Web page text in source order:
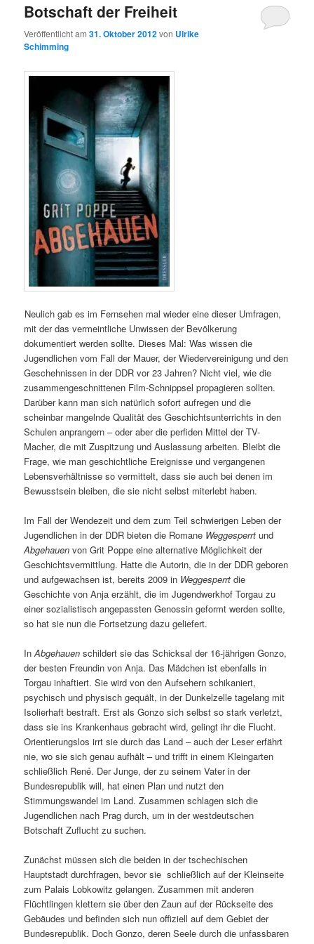
Botschaft der Freiheit
Veröffentlicht am31. Oktober 2012von Ulrike
Schimming
Neulich gab es im Fernsehen mal wieder eine dieser Umfragen,
mit der das vermeintliche Unwissen der Bevölkerung
dokumentiert werden sollte. Dieses Mal: Was wissen die
Jugendlichen vom Fall der Mauer, der Wiedervereinigung und den
Geschehnissen in der DDR vor 23 Jahren? Nicht viel, wie die
zusammengeschnittenen Film-Schnippsel propagieren sollten.
Darüber kann man sich natürlich sofort aufregen und die
scheinbar mangelnde Qualität des Geschichtsunterrichts in den
Schulen anprangern – oder aber die perfiden Mittel der TV-
Macher, die mit Zuspitzung und Auslassung arbeiten. Bleibt die
Frage, wie man geschichtliche Ereignisse und vergangenen
Lebensverhältnisse so vermittelt, dass sie auch bei denen im
Bewusstsein bleiben, die sie nicht selbst miterlebt haben.
Im Fall der Wendezeit und dem zum Teil schwierigen Leben der
Jugendlichen in der DDR bieten die Romane Weggesperrt und
Abgehauen von Grit Poppe eine alternative Möglichkeit der
Geschichtsvermittlung. Hatte die Autorin, die in der DDR geboren
und aufgewachsen ist, bereits 2009 in Weggesperrt die
Geschichte von Anja erzählt, die im Jugendwerkhof Torgau zu
einer sozialistisch angepassten Genossin geformt werden sollte,
so hat sie nun die Fortsetzung dazu geliefert.
InAbgehauen schildert sie das Schicksal der 16-jährigen Gonzo,
der besten Freundin von Anja. Das Mädchen ist ebenfalls in
Torgau inhaftiert. Sie wird von den Aufsehern schikaniert,
psychisch und physisch gequält, in der Dunkelzelle tagelang mit
Isolierhaft bestraft. Erst als Gonzo sich selbst so stark verletzt,
dass sie ins Krankenhaus gebracht wird, gelingt ihr die Flucht.
Orientierungslos irrt sie durch das Land – auch der Leser erfährt
nie, wo sie sich genau aufhält – und trifft in einem Kleingarten
schließlich René. Der Junge, der zu seinem Vater in der
Bundesrepublik will, hat einen Plan und nutzt den
Stimmungswandel im Land. Zusammen schlagen sich die
Jugendlichen nach Prag durch, um in der westdeutschen
Botschaft Zuflucht zu suchen.
Zunächst müssen sich die beiden in der tschechischen
Hauptstadt durchfragen, bevor sie schließlich auf der Kleinseite
zum Palais Lobkowitz gelangen. Zusammen mit anderen
Flüchtlingen klettern sie über den Zaun auf der Rückseite des
Gebäudes und befinden sich nun offiziell auf dem Gebiet der
Bundesrepublik. Doch Gonzo, deren Seele durch die unfassbaren